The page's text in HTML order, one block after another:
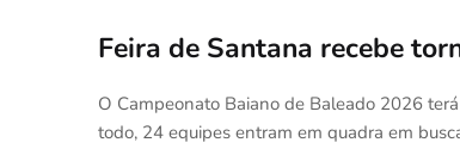
Feira de Santana recebe
O Campeonato Baiano de Baleado 2026
todo, 24 equipes entram em quadra em